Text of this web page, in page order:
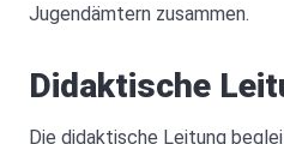
Jugendämtern zusammen.
Didaktische
Die didaktische Leitung